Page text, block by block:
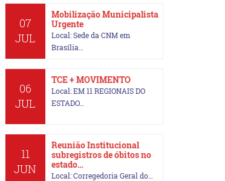
07
JUL
Mobilização Municipalista
Urgente
Local: Sede da CNM em
Brasília…
06
JUL
TCE + MOVIMENTO
Local: EM 11 REGIONAIS DO
ESTADO…
11
JUN
Reunião Institucional
subregistros de óbitos no
estado…
Local: Corregedoria Geral do…